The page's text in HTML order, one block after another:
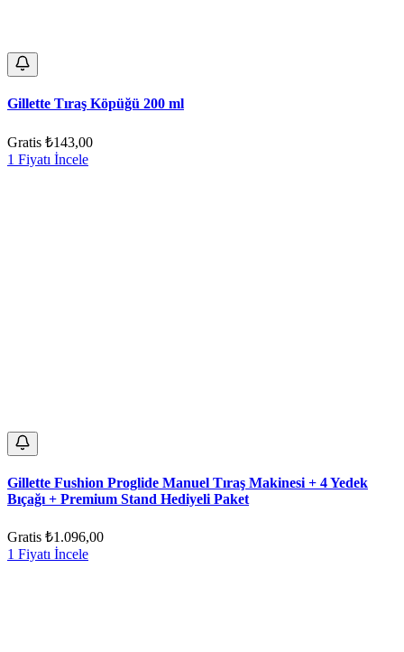
Gillette Tıraş Köpüğü 200 ml
Gratis ₺143,00
1 Fiyatı İncele
Gillette Fushion Proglide Manuel Tıraş Makinesi + 4 Yedek
Bıçağı + Premium Stand Hediyeli Paket
Gratis ₺1.096,00
1 Fiyatı İncele